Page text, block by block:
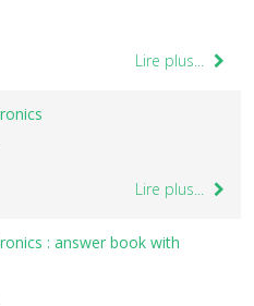
Lire plus...
Lire plus...
: answer book with